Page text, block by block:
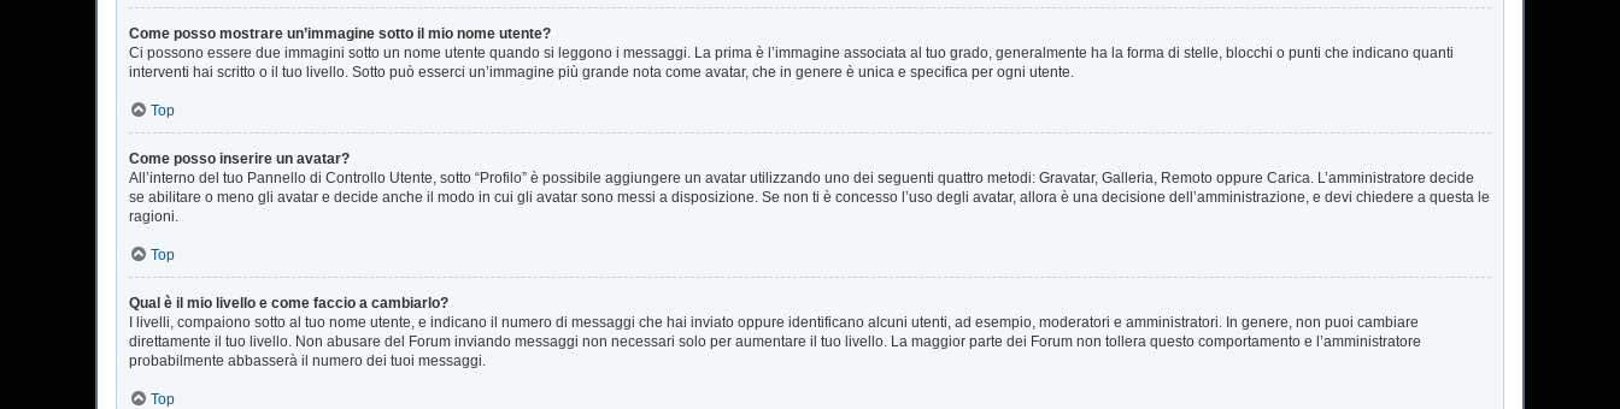
Come posso mostrare un’immagine sotto il mio nome utente?
Ci possono essere due immagini sotto un nome utente quando si leggono i messaggi. La prima è l’immagine associata al tuo grado, generalmente ha la forma di stelle, blocchi o punti che indicano quanti
interventi hai scritto o il tuo livello. Sotto può esserci un’immagine più grande nota come avatar, che in genere è unica e specifica per ogni utente.
Top
Come posso inserire un avatar?
All’interno del tuo Pannello di Controllo Utente, sotto “Profilo” è possibile aggiungere un avatar utilizzando uno dei seguenti quattro metodi: Gravatar, Galleria, Remoto oppure Carica. L’amministratore decide
se abilitare o meno gli avatar e decide anche il modo in cui gli avatar sono messi a disposizione. Se non ti è concesso l’uso degli avatar, allora è una decisione dell’amministrazione, e devi chiedere a questa le
ragioni.
Top
Qual è il mio livello e come faccio a cambiarlo?
I livelli, compaiono sotto al tuo nome utente, e indicano il numero di messaggi che hai inviato oppure identificano alcuni utenti, ad esempio, moderatori e amministratori. In genere, non puoi cambiare
direttamente il tuo livello. Non abusare del Forum inviando messaggi non necessari solo per aumentare il tuo livello. La maggior parte dei Forum non tollera questo comportamento e l’amministratore
probabilmente abbasserà il numero dei tuoi messaggi.
Top